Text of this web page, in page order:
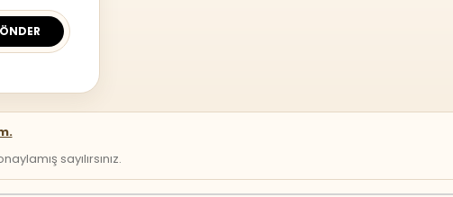
sayılırsınız.